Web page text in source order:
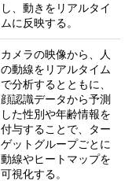
し、動きをリアルタイ
ムに反映する。
カメラの映像から、人
の動線をリアルタイム
で分析するとともに、
顔認識データから予測
した性別や年齢情報を
付与することで、ター
ゲットグループごとに
動線やヒートマップを
可視化する。